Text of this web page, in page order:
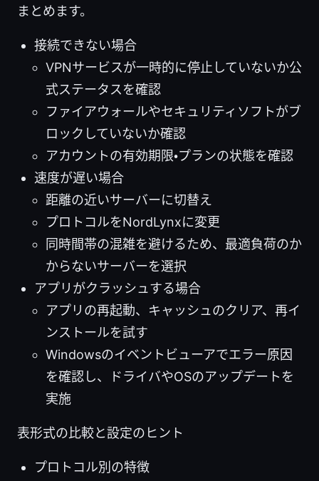
まとめます。
接続できない場合
VPNサービスが一時的に停止していないか公
式ステータスを確認
ファイアウォールやセキュリティソフトがブ
ロックしていないか確認
アカウントの有効期限・プランの状態を確認
速度が遅い場合
距離の近いサーバーに切替え
プロトコルをNordLynxに変更
同時間帯の混雑を避けるため、最適負荷のか
からないサーバーを選択
アプリがクラッシュする場合
アプリの再起動、キャッシュのクリア、再イ
ンストールを試す
Windowsのイベントビューアでエラー原因
を確認し、ドライバやOSのアップデートを
実施
表形式の比較と設定のヒント
プロトコル別の特徴